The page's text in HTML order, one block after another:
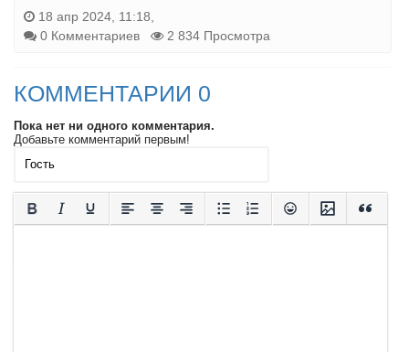
18 апр 2024, 11:18,
0 Комментариев
2 834 Просмотра
КОММЕНТАРИИ 0
Пока нет ни одного комментария.
Добавьте комментарий первым!